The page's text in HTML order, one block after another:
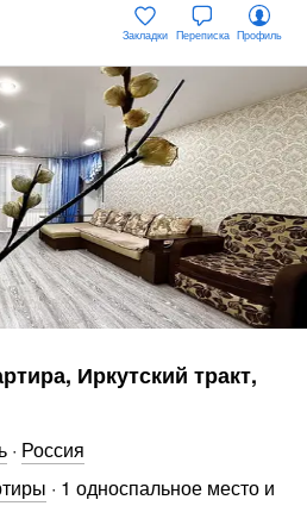
Закладки Переписка Профиль
Иркутский тракт,
· Россия
· 1 односпальное место и